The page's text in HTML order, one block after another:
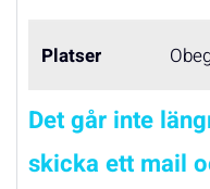
Platser
Det går inte
skicka ett mail